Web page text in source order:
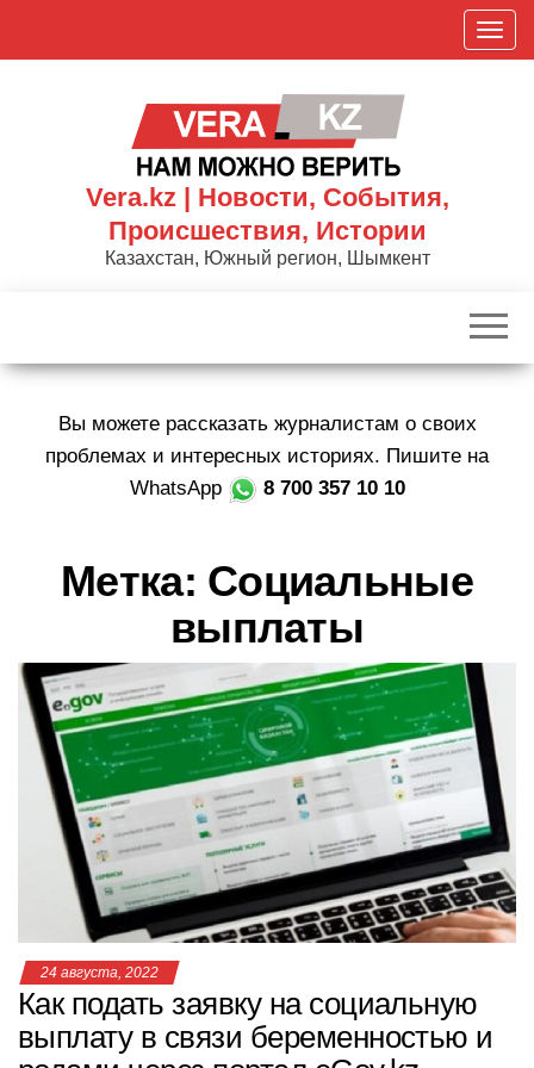
П
о
к
р
ю
Vera.kz | Новости, События,
Происшествия, Истории
Казахстан, Южный регион, Шымкент
Вы можете рассказать журналистам о своих
проблемах и интересных историях. Пишите на
WhatsApp
8 700 357 10 10
Метка: Социальные
выплаты
24 августа, 2022
Как подать заявку на социальную
выплату в связи беременностью и